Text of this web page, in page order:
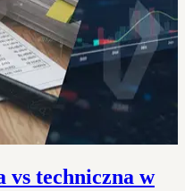
vs techniczna w